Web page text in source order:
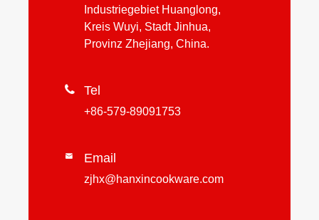
Industriegebiet Huanglong,
Kreis Wuyi, Stadt Jinhua,
Provinz Zhejiang, China.
 Tel
+86-579-89091753
 Email
zjhx@hanxincookware.com